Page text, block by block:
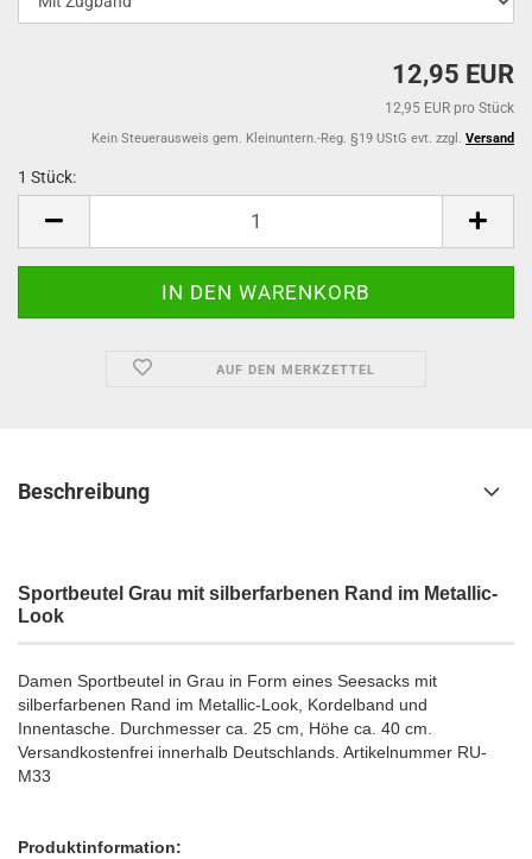
12,95 EUR
12,95 EUR pro Stück
Kein Steuerausweis gem. Kleinuntern.-Reg. §19 UStG evt. zzgl. Versand
1 Stück:
Stück
AUF DEN MERKZETTEL
Beschreibung
Sportbeutel Grau mit silberfarbenen Rand im Metallic-
Look
Damen Sportbeutel in Grau in Form eines Seesacks mit
silberfarbenen Rand im Metallic-Look, Kordelband und
Innentasche. Durchmesser ca. 25 cm, Höhe ca. 40 cm.
Versandkostenfrei innerhalb Deutschlands. Artikelnummer RU-
M33
Produktinformation: